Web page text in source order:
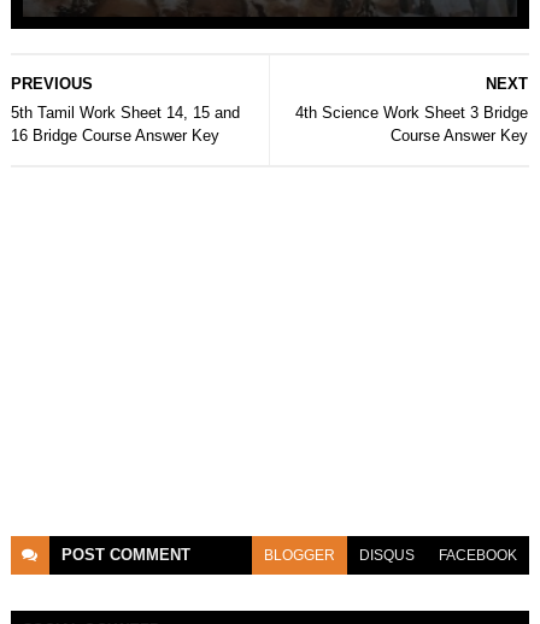
NEXT
4th Science Work Sheet 3 Bridge
Course Answer Key
PREVIOUS
5th Tamil Work Sheet 14, 15 and
16 Bridge Course Answer Key
POST COMMENT BLOGGER DISQUS FACEBOOK